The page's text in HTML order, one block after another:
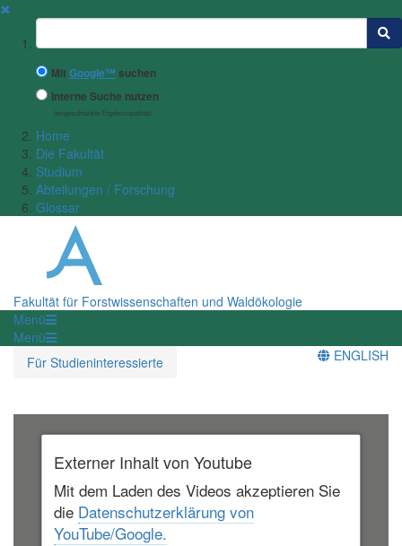
✖
Suchbegriff
MitGoogle™ suchen
Interne Suche nutzen
(eingeschränkte Ergebnisqualität)
Home
Die Fakultät
Studium
Abteilungen / Forschung
Glossar
Fakultät für Forstwissenschaften und Waldökologie
Menü
Menü
Für Studieninteressierte
ENGLISH
Externer Inhalt von Youtube
Mit dem Laden des Videos akzeptieren Sie
die Datenschutzerklärung von
YouTube/Google.